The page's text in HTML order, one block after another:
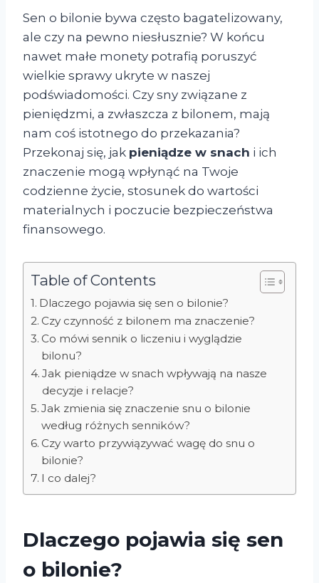
Sen o bilonie bywa często bagatelizowany,
ale czy na pewno niesłusznie? W końcu
nawet małe monety potrafią poruszyć
wielkie sprawy ukryte w naszej
podświadomości. Czy sny związane z
pieniędzmi, a zwłaszcza z bilonem, mają
nam coś istotnego do przekazania?
Przekonaj się, jak pieniądze w snach i ich
znaczenie mogą wpłynąć na Twoje
codzienne życie, stosunek do wartości
materialnych i poczucie bezpieczeństwa
finansowego.
Table of Contents
Dlaczego pojawia się sen o bilonie?
Czy czynność z bilonem ma znaczenie?
Co mówi sennik o liczeniu i wyglądzie
bilonu?
Jak pieniądze w snach wpływają na nasze
decyzje i relacje?
Jak zmienia się znaczenie snu o bilonie
według różnych senników?
Czy warto przywiązywać wagę do snu o
bilonie?
I co dalej?
Dlaczego pojawia się sen
o bilonie?